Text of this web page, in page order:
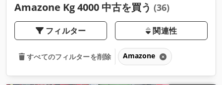
Amazone Kg 4000 中古を買う (36)
フィルター 関連性
すべてのフィルターを削除 Amazone